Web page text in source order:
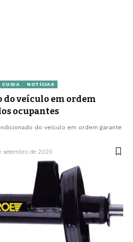
CUIDA NOTÍCIAS
veículo em ordem
ocupantes
do veículo em ordem garante
setembro de 2020